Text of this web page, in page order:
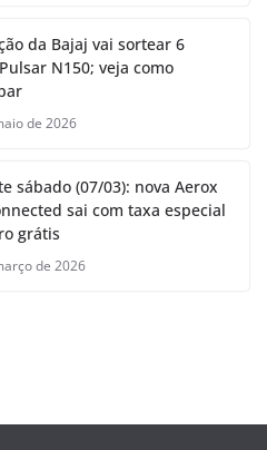
da Bajaj vai sortear 6
N150; veja como
de 2026
sábado (07/03): nova Aerox
sai com taxa especial
grátis
de 2026